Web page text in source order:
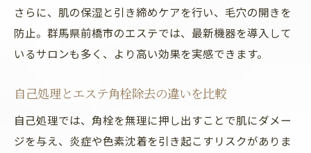
さらに、肌の保湿と引き締めケアを行い、毛穴の開きを
防止。群馬県前橋市のエステでは、最新機器を導入して
いるサロンも多く、より高い効果を実感できます。
自己処理とエステ角栓除去の違いを比較
自己処理では、角栓を無理に押し出すことで肌にダメー
ジを与え、炎症や色素沈着を引き起こすリスクがありま